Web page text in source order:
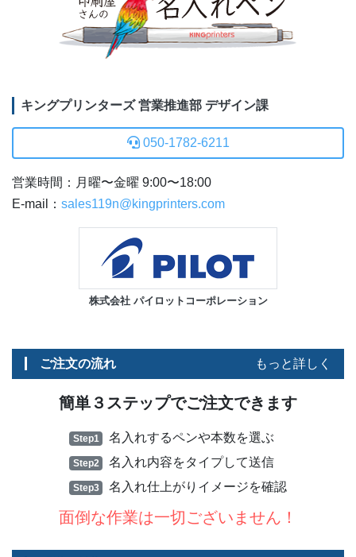
キングプリンターズ 営業推進部 デザイン課
050-1782-6211
営業時間：月曜〜金曜 9:00〜18:00
E-mail： sales119n@kingprinters.com
株式会社 パイロットコーポレーション
ご注文の流れ もっと詳しく
簡単３ステップでご注文できます
Step1 名入れするペンや本数を選ぶ
Step2 名入れ内容をタイプして送信
Step3 名入れ仕上がりイメージを確認
面倒な作業は一切ございません！